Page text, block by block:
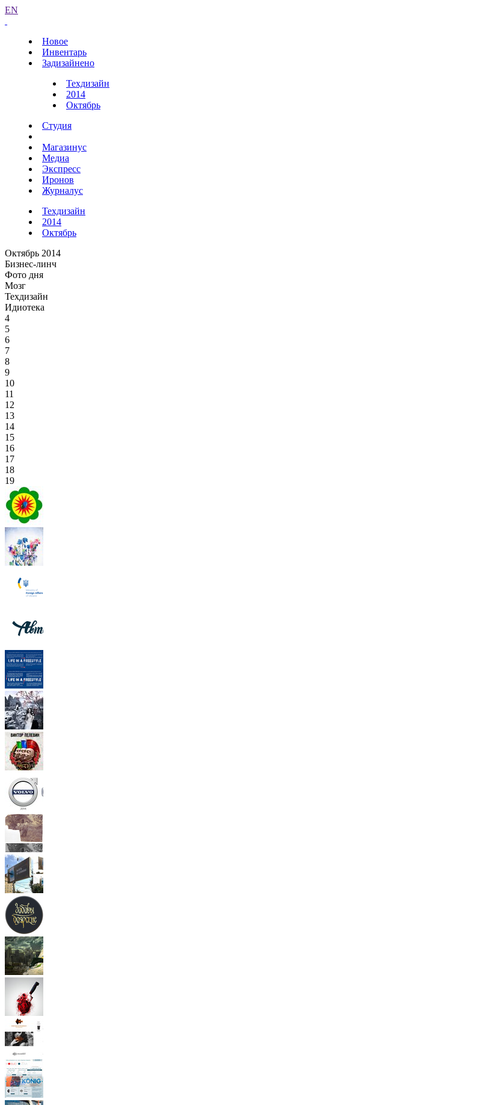
EN
Новое
Инвентарь
Задизайнено
Техдизайн
2014
Октябрь
Студия
Магазинус
Медиа
Экспресс
Иронов
Журналус
Техдизайн
2014
Октябрь
Октябрь 2014
Бизнес-линч
Фото дня
Мозг
Техдизайн
Идиотека
4
5
6
7
8
9
10
11
12
13
14
15
16
17
18
19